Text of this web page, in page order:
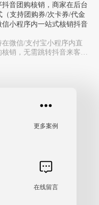
音团购核销，商家在后台
支持团购券/次卡券/代金
小程序内一站式核销抖音
微信/支付宝小程序内直
销，无需跳转抖音来客
更多案例
在线留言